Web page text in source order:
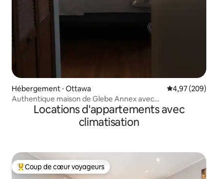
Hébergement ⋅ Ottawa Évaluation
4,97 (209)
Authentique maison de Glebe Annex avec
parking/patio/barbecue
Locations d'appartements avec
climatisation
Coups de cœur voyageurs les plus appréciés
Coup de cœur voyageurs